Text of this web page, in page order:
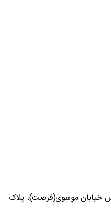
خیابان موسوی(فرصت)، پلاک